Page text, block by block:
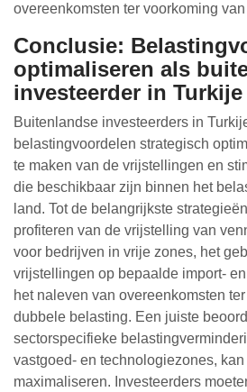
overeenkomsten ter voorkoming
Conclusie:
optimaliseren als
investeerder in Turkije
Buitenlandse investeerders in
belastingvoordelen strategisch
te maken van de vrijstellingen en
die beschikbaar zijn binnen het
land. Tot de belangrijkste
profiteren van de vrijstelling van
voor bedrijven in vrije zones, het
vrijstellingen op bepaalde import-
het naleven van overeenkomsten
dubbele belasting. Een juiste
sectorspecifieke
vastgoed- en technologiezones,
maximaliseren. Investeerders